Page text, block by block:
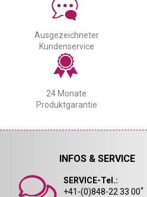
Ausgezeichneter
Kundenservice
24 Monate
Produktgarantie
INFOS & SERVICE
SERVICE-Tel.:
+41-(0)848-22 33 00*